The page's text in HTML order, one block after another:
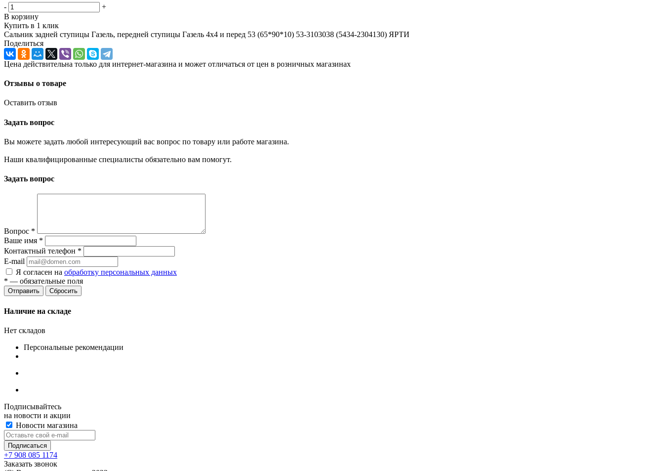
-
+
В корзину
Купить в 1 клик
Сальник задней ступицы Газель, передней ступицы Газель 4х4 и перед 53 (65*90*10) 53-3103038 (5434-2304130) ЯРТИ
Поделиться
Цена действительна только для интернет-магазина и может отличаться от цен в розничных магазинах
Отзывы о товаре
Оставить отзыв
Задать вопрос
Вы можете задать любой интересующий вас вопрос по товару или работе магазина.
Наши квалифицированные специалисты обязательно вам помогут.
Задать вопрос
Вопрос *
Ваше имя *
Контактный телефон *
E-mail
Я согласен на обработку персональных данных
* — обязательные поля
Сбросить
Наличие на складе
Нет складов
Персональные рекомендации
Подписывайтесь
на новости и акции
Новости магазина
+7 908 085 1174
Заказать звонок